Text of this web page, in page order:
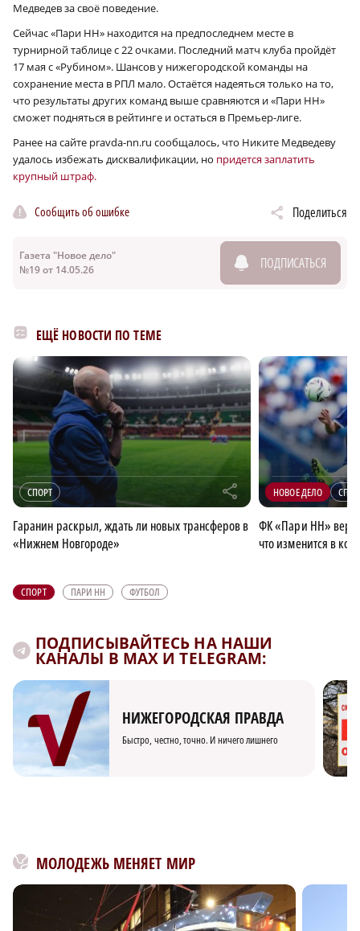
Медведев за своё поведение.
Сейчас «Пари НН» находится на предпоследнем месте в
турнирной таблице с 22 очками. Последний матч клуба пройдёт
17 мая с «Рубином». Шансов у нижегородской команды на
сохранение места в РПЛ мало. Остаётся надеяться только на то,
что результаты других команд выше сравняются и «Пари НН»
сможет подняться в рейтинге и остаться в Премьер-лиге.
Ранее на сайте pravda-nn.ru сообщалось, что Никите Медведеву
удалось избежать дисквалификации, но придется заплатить
крупный штраф.
Сообщить об ошибке Поделиться
Газета "Новое дело"
№19 от 14.05.26
ПОДПИСАТЬСЯ
ЕЩЁ НОВОСТИ ПО ТЕМЕ
СПОРТ r
Гаранин раскрыл, ждать ли новых трансферов в
«Нижнем Новгороде»
НОВОЕ ДЕЛО
ФК «Пари НН»
что изменится в
СПОРТ ПАРИ НН ФУТБОЛ
ПОДПИСЫВАЙТЕСЬ НА НАШИ
КАНАЛЫ В MAX И TELEGRAM:
НИЖЕГОРОДСКАЯ ПРАВДА
Быстро, честно, точно. И ничего лишнего
МОЛОДЕЖЬ МЕНЯЕТ МИР